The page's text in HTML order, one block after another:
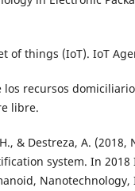
of things (IoT). IoT
los recursos
libre.
& Destreza, A. (2018,
system. In 2018